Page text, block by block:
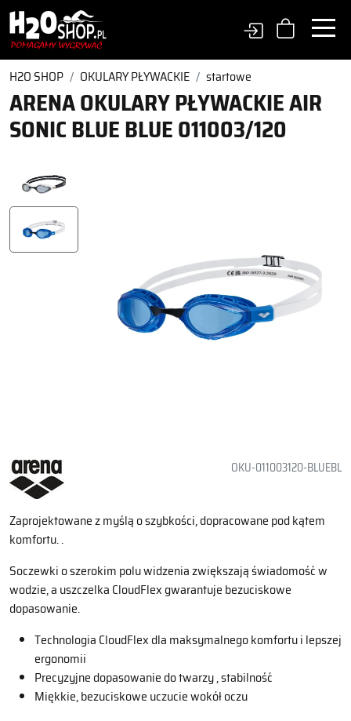
H2O SHOP OKULARY PŁYWACKIE startowe
ARENA OKULARY PŁYWACKIE AIR
SONIC BLUE BLUE 011003/120
OKU-011003120-BLUEBL
Zaprojektowane z myślą o szybkości, dopracowane pod kątem
komfortu. .
Soczewki o szerokim polu widzenia zwiększają świadomość w
wodzie, a uszczelka CloudFlex gwarantuje bezuciskowe
dopasowanie.
Technologia CloudFlex dla maksymalnego komfortu i lepszej
ergonomii
Precyzyjne dopasowanie do twarzy , stabilność
Miękkie, bezuciskowe uczucie wokół oczu